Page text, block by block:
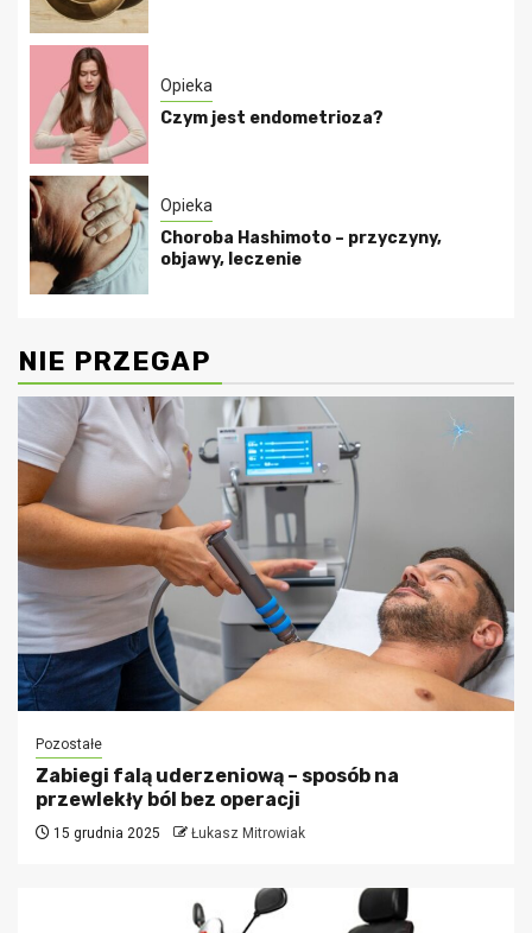
Opieka
Czym jest endometrioza?
Opieka
Choroba Hashimoto – przyczyny,
objawy, leczenie
NIE PRZEGAP
Pozostałe
Zabiegi falą uderzeniową – sposób na
przewlekły ból bez operacji
15 grudnia 2025 Łukasz Mitrowiak